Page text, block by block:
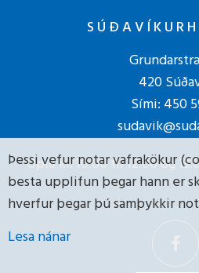
420
Sími: 450
Opið kl. 10:00 til 12:00 og
Þessi vefur notar vafrakökur
besta upplifun þegar hann er
hverfur þegar þú samþykkir
Lesa nánar